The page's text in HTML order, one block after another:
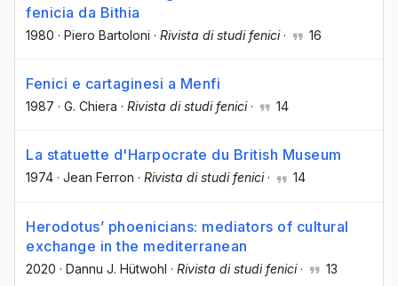
fenicia da Bithia
1980 · Piero Bartoloni · Rivista di studi fenici· 16
Fenici e cartaginesi a Menfi
1987 · G. Chiera · Rivista di studi fenici· 14
La statuette d'Harpocrate du British Museum
1974 · Jean Ferron · Rivista di studi fenici· 14
Herodotus’ phoenicians: mediators of cultural
exchange in the mediterranean
2020 · Dannu J. Hütwohl · Rivista di studi fenici· 13